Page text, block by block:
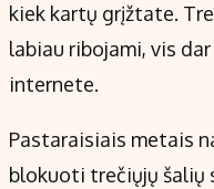
kiek kartų grįžtate.
labiau ribojami, vis
internete.
Pastaraisiais metais
blokuoti trečiųjų šalių